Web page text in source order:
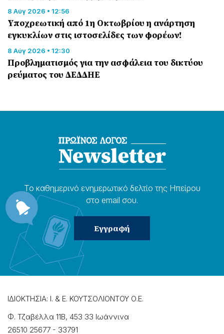
8 Αύγ 2026 • 12:56
Υποχρεωτική από 1η Οκτωβρίου η ανάρτηση
εγκυκλίων στις ιστοσελίδες των φορέων!
8 Αύγ 2026 • 12:30
Προβληματισμός για την ασφάλεια του δικτύου
ρεύματος του ΔΕΔΔΗΕ
Το καθημερɩνό ενημερωτɩκό δελτίο της Ηπείρου
στο email σου.
ΙΔΙΟΚΤΗΣΙΑ: Ι. & Ε. ΚΟΥΤΣΟΛΙΟΝΤΟΥ Ο.Ε.
Φ. Τζαβέλλα 11Β, 453 33 Ιωάννɩνα
26510 25677 - 33791